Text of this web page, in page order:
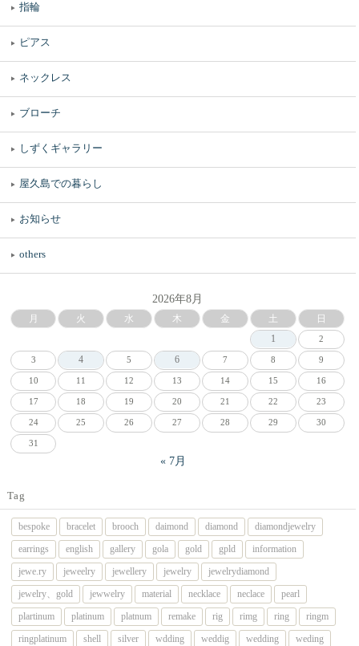
指輪
ピアス
ネックレス
ブローチ
しずくギャラリー
屋久島での暮らし
お知らせ
others
2026年8月
月 火 水 木 金 土
日
1
2
3 4 5 6 7 8 9
10 11 12 13 14 15 16
17 18 19 20 21 22 23
24 25 26 27 28 29 30
31
« 7月
Tag
bespoke bracelet brooch daimond diamond
diamondjewelry
earrings
english gallery gola gold gpld
information
jewe.ry
jeweelry jewellery jewelry
jewelrydiamond
jewelry、gold
jewwelry material necklace neclace
pearl
plartinum
platinum platnum remake rig rimg ring
ringm
ringplatinum
shell silver wdding weddig wedding
weding